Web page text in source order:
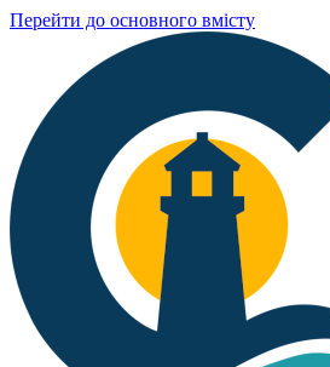
Перейти до основного вмісту